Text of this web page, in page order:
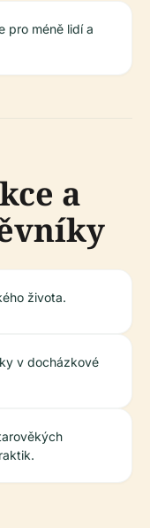
pro méně lidí a
a
života.
v docházkové